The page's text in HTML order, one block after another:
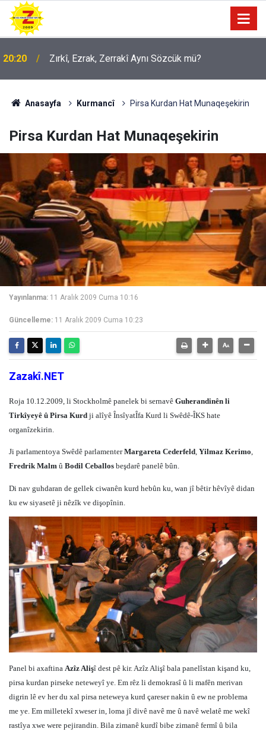
09:56 Ji Zilma Partîzanan Nimûneyeka Piçûk
Anasayfa Kurmancî Pirsa Kurdan Hat Munaqeşekirin
Pirsa Kurdan Hat Munaqeşekirin
Yayınlanma: 11 Aralık 2009 Cuma 10:16
Güncelleme: 11 Aralık 2009 Cuma 10:23
Zazakî.NET
Roja 10.12.2009, li Stockholmê panelek bi sernavê Guherandinên li
Tirkîyeyê û Pirsa Kurd ji alîyê ÎnsîyatÎfa Kurd li Swêdê-ÎKS hate
organîzekirin.
Ji parlamentoya Swêdê parlamenterMargareta Cederfeld, Yilmaz Kerimo,
Fredrik Malm û Bodil Ceballos beşdarê panelê bûn.
Di nav guhdaran de gellek ciwanên kurd hebûn ku, wan jî bêtir hêvîyê didan
ku ew siyasetê ji nêzîk ve dişopînin.
Panel bi axaftina Azîz Alişî dest pê kir. Azîz Alişî bala panelîstan kişand ku,
pirsa kurdan pirseke neteweyî ye. Em rêz li demokrasî û li mafên merivan
digrin lê ev her du xal pirsa neteweya kurd çareser nakin û ew ne problema
me ye. Em milletekî xweser in, loma jî divê navê me û navê welatê me wekî
rastîya xwe were pejirandin. Bila zimanê kurdî bibe zimanê fermî û bila